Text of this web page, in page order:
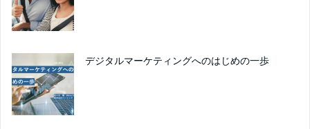
デジタルマーケティングへのはじめの一歩